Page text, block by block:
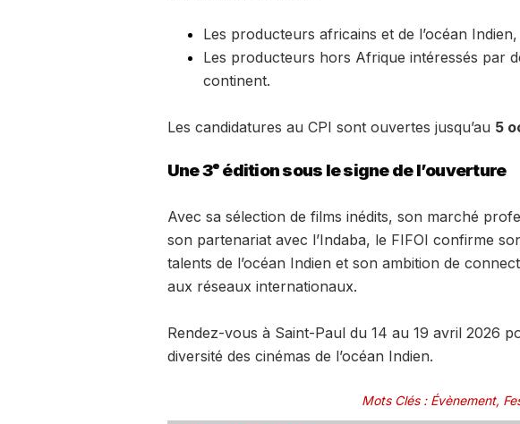
Les producteurs africains et de l’océan
Les producteurs hors Afrique intéressés par
continent.
Les candidatures au CPI sont ouvertes jusqu’au 5
Une 3ᵉ édition sous le signe de l’ouverture
Avec sa sélection de films inédits, son marché
son partenariat avec l’Indaba, le FIFOI confirme
talents de l’océan Indien et son ambition de
aux réseaux internationaux.
Rendez-vous à Saint-Paul du 14 au 19 avril 2026
diversité des cinémas de l’océan Indien.
Mots Clés: Évènement,